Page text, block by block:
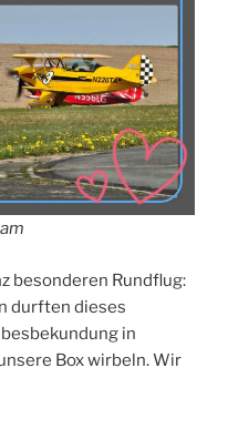
besonderen Rundflug:
durften dieses
in
Box wirbeln. Wir